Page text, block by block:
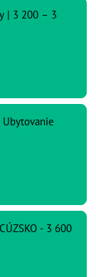
| 3 200 – 3
Ubytovanie
- 3 600